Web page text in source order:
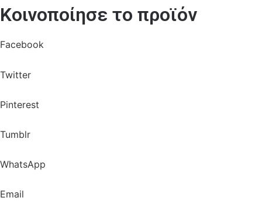
Κοινοποίησε το προϊόν
Facebook
Twitter
Pinterest
Tumblr
WhatsApp
Email